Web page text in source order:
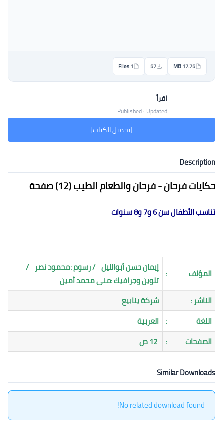
17.75 MB
57
1 Files
اقرأ
Published · Updated
[تحميل الكتاب]
Description
حكايات فرحان - فرحان والطعام الطيب (12) صفحة
تناسب الأطفال سن 6 و7 و8 سنوات
المؤلف : إيمان حسن أبوالليل / رسوم :محمود نصر /
تلوين وجرافيك :منى محمد أمين
الناشر :
شركة ينابيع
اللغة
: العربية
الصفحات
:
Similar Downloads
No related download found!